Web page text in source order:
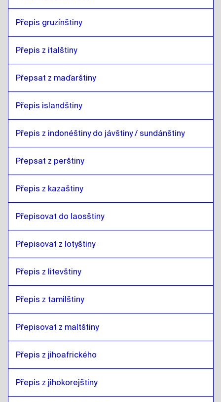
Přepis gruzínštiny
Přepis z italštiny
Přepsat z maďarštiny
Přepis islandštiny
Přepis z indonéštiny do jávštiny / sundánštiny
Přepsat z perštiny
Přepis z kazaštiny
Přepisovat do laosštiny
Přepisovat z lotyštiny
Přepis z litevštiny
Přepis z tamilštiny
Přepisovat z maltštiny
Přepis z jihoafrického
Přepis z jihokorejštiny